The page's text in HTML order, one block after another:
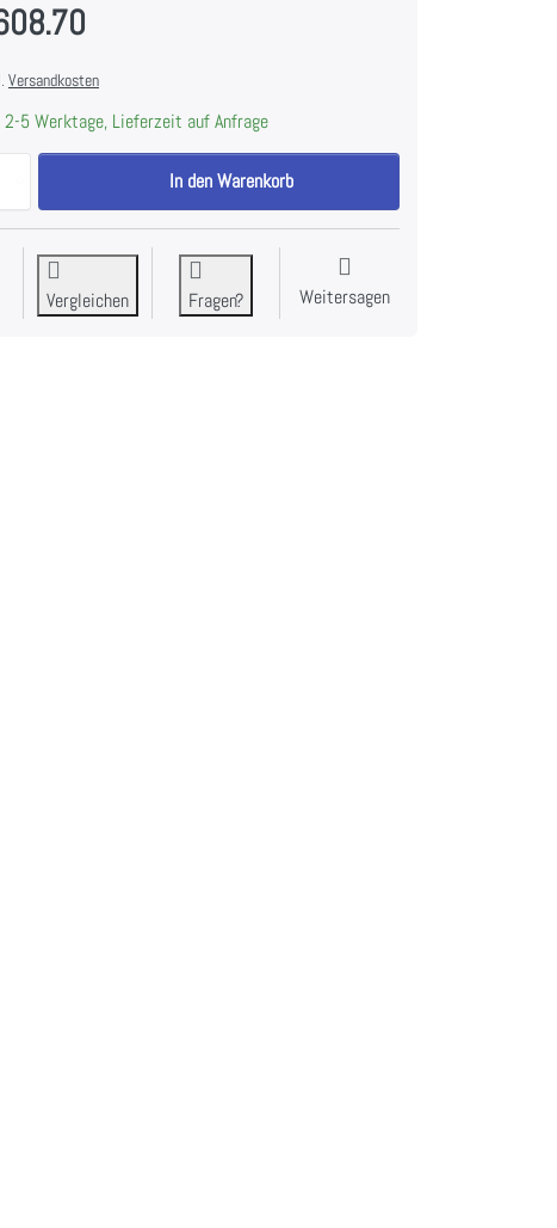
Versandkosten
5 Werktage, Lieferzeit auf Anfrage
V-ZUG Kühl-/Gefriergerät Cooler V2000 152GI, 5115300004 zu CHF
In den Warenkorb
Vergleichen Fragen? Weitersagen